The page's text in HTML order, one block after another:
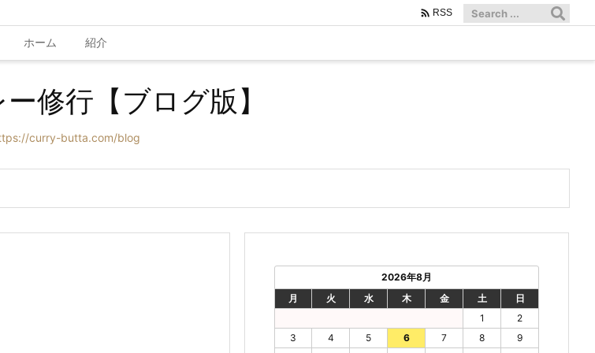
ホーム 紹介
 RSS
修行【ブログ版】
curry-butta.com/blog
2026年8月
月
火 水 木 金 土
日
1
2
3
4 5 6 7 8
9